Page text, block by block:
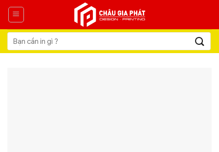
Skip
content
Tìm
kiếm: